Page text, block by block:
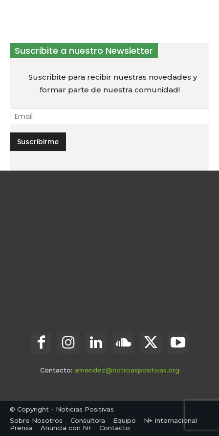
Suscribite a nuestro Newsletter
Suscribite para recibir nuestras novedades y
formar parte de nuestra comunidad!
Contacto: amendez@noticiaspositivas.org
© Copyright - Noticias Positivas
Sobre Nosotros
Consultora Equipo
N+ Internacional
Prensa
Anuncia con N+ Contacto